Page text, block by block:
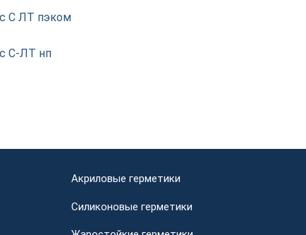
С ЛТ пэком
С-ЛТ нп
Акриловые герметики
Силиконовые герметики